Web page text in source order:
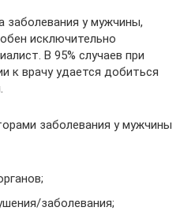
заболевания у мужчины,
исключительно
В 95% случаев при
к врачу удается добиться
заболевания у мужчины
заболевания;